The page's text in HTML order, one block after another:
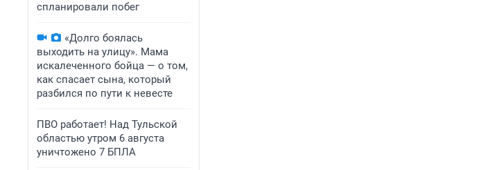
спланировали побег
«Долго боялась
выходить на улицу». Мама
искалеченного бойца — о том,
как спасает сына, который
разбился по пути к невесте
ПВО работает! Над Тульской
областью утром 6 августа
уничтожено 7 БПЛА